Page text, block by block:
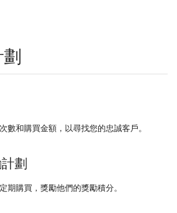
數和購買金額，以尋找您的忠誠客戶。
劃
期購買，獎勵他們的獎勵積分。